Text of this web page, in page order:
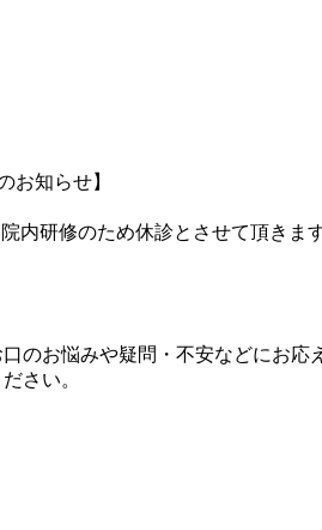
お知らせ】
内研修のため休診とさせて頂きます
のお悩みや疑問・不安などにお
さい。